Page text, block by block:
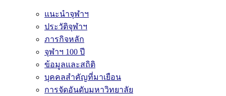
แนะนำจุฬาฯ
ประวัติจุฬาฯ
ภารกิจหลัก
จุฬาฯ 100 ปี
ข้อมูลและสถิติ
บุคคลสำคัญที่มาเยือน
การจัดอันดับมหาวิทยาลัย